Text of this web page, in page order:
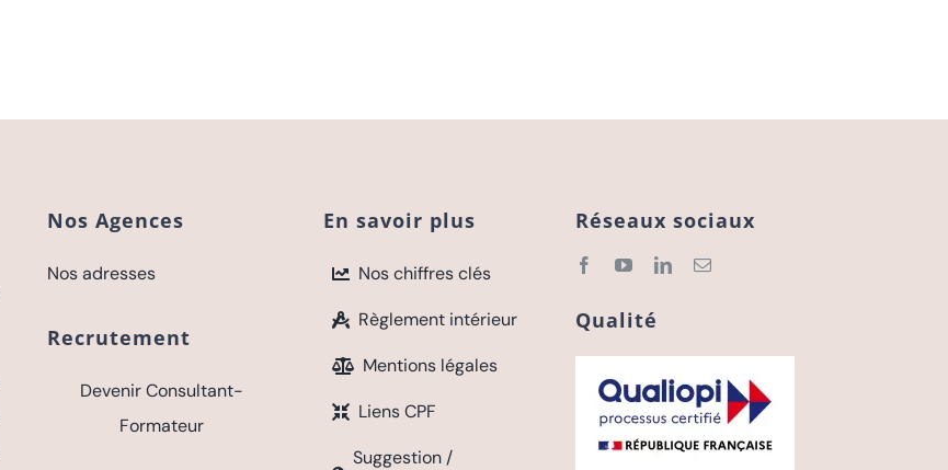
Nos Agences
Nos adresses
Recrutement
Devenir Consultant-
Formateur
En savoir plus
Nos chiffres clés
Règlement intérieur
Mentions légales
Liens CPF
Suggestion /
Réseaux sociaux
Qualité